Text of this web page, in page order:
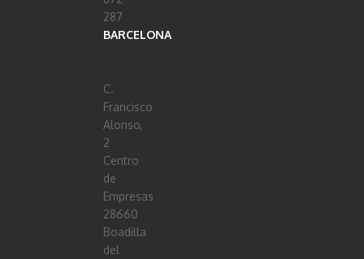
287
BARCELONA
C.
Francisco
Alonso,
2
Centro
de
Empresas
28660
Boadilla
del